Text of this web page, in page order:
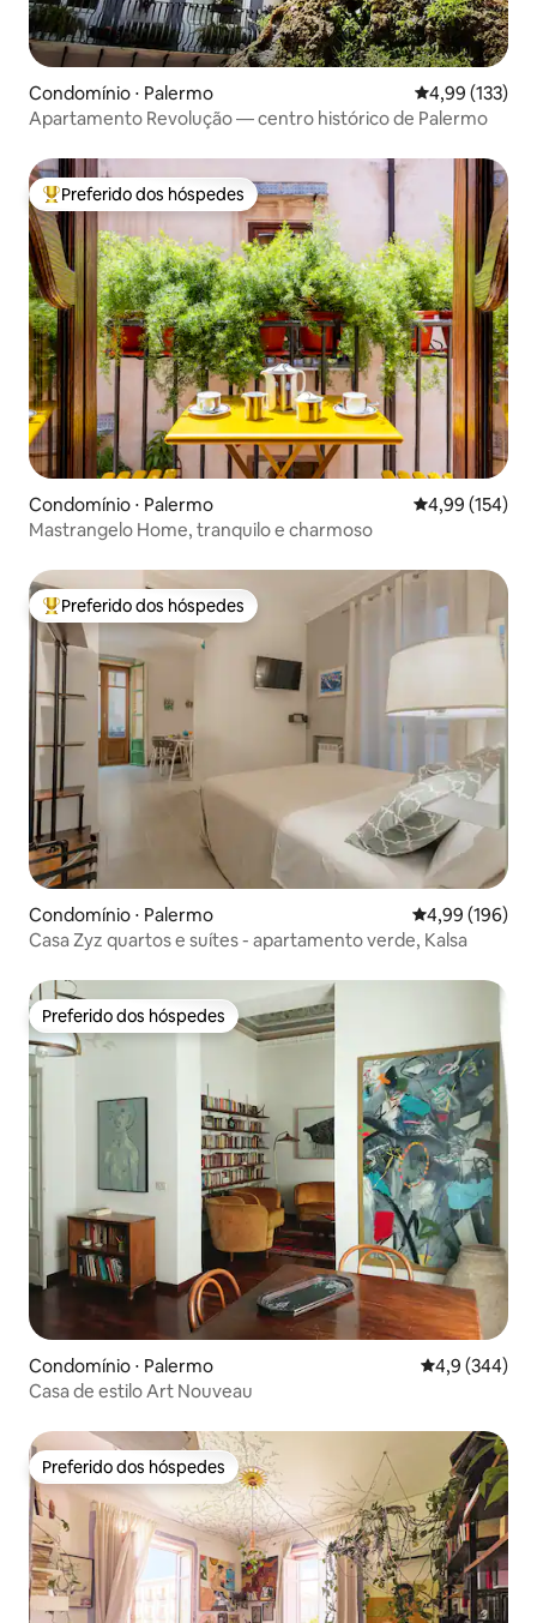
Condomínio ⋅ Palermo 4,99 de uma
4,99 (133)
Apartamento Revolução — centro histórico de Palermo
Entre os melhores preferidos dos hóspedes
Preferido dos hóspedes
Condomínio ⋅ Palermo 4,99 de uma
4,99 (154)
Mastrangelo Home, tranquilo e charmoso
Entre os melhores preferidos dos hóspedes
Preferido dos hóspedes
Condomínio ⋅ Palermo 4,99 de uma
4,99 (196)
Casa Zyz quartos e suítes - apartamento verde, Kalsa
Preferido dos hóspedes
Preferido dos hóspedes
Condomínio ⋅ Palermo 4,9 de uma
4,9 (344)
Casa de estilo Art Nouveau
Preferido dos hóspedes
Preferido dos hóspedes